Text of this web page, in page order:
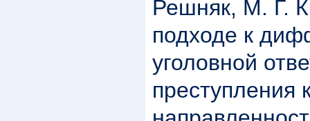
Решняк, М. Г.
подходе к
уголовной
преступления